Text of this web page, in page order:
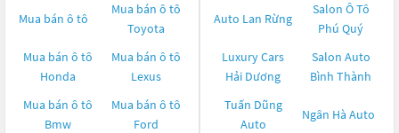
Mua bán ô tô
Mua bán ô tô
Toyota
Mua bán ô tô
Honda
Mua bán ô tô
Lexus
Mua bán ô tô
Bmw
Mua bán ô tô
Ford
Auto Lan Rừng
Salon Ô Tô
Phú Quý
Luxury Cars
Hải Dương
Salon Auto
Bình Thành
Tuấn Dũng
Auto
Ngân Hà Auto